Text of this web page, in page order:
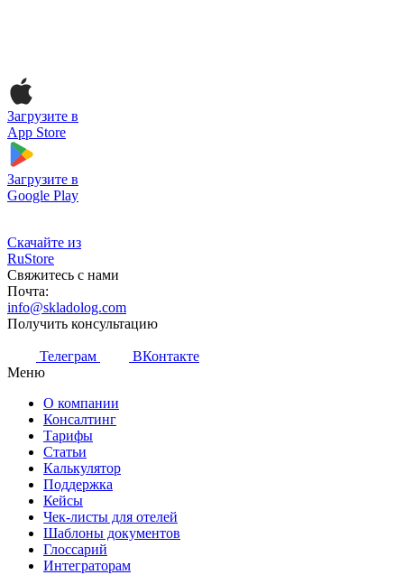
Загрузите в
App Store
Загрузите в
Google Play
Скачайте из
RuStore
Свяжитесь с нами
Почта:
info@skladolog.com
Получить консультацию
Телеграм
ВКонтакте
Меню
О компании
Консалтинг
Тарифы
Статьи
Калькулятор
Поддержка
Кейсы
Чек-листы для отелей
Шаблоны документов
Глоссарий
Интеграторам